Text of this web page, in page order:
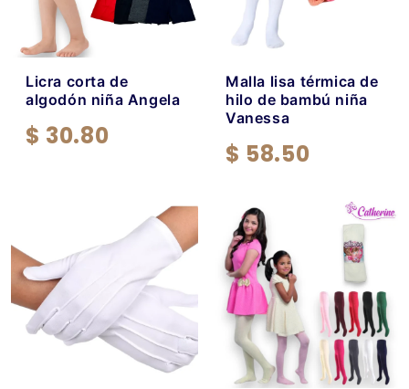
Licra corta de
algodón niña Angela
$ 30.80
Malla lisa térmica de
hilo de bambú niña
Vanessa
$ 58.50